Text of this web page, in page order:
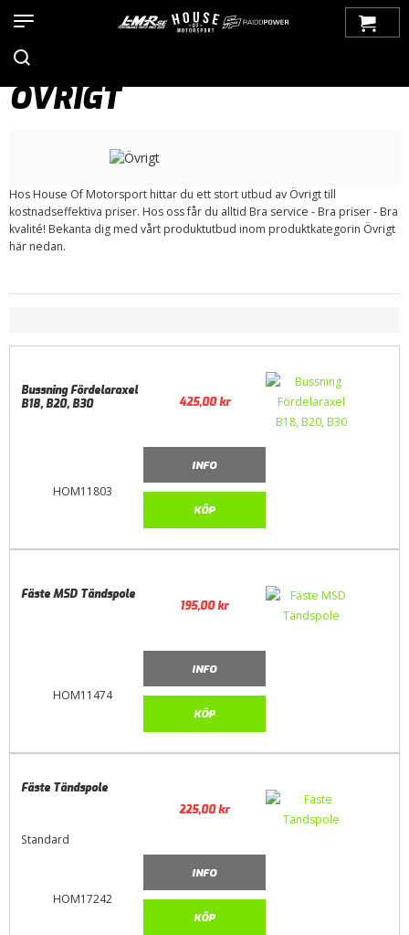
Tändsystem
> Övrigt
ÖVRIGT
Hos House Of Motorsport hittar du ett stort utbud av Övrigt till
kostnadseffektiva priser. Hos oss får du alltid Bra service - Bra priser - Bra
kvalité! Bekanta dig med vårt produktutbud inom produktkategorin Övrigt
här nedan.
HOM11803
Bussning Fördelaraxel
B18, B20, B30
425,00kr
INFO
KÖP
HOM11474
Fäste MSD Tändspole
195,00kr
INFO
KÖP
HOM17242
Fäste Tändspole
Standard
225,00kr
INFO
KÖP